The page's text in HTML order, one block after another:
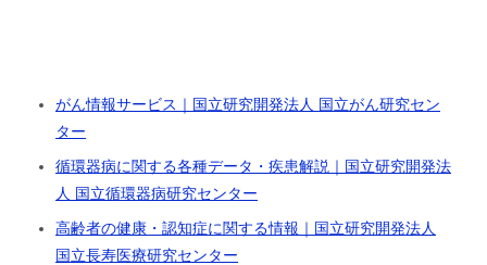
がん情報サービス｜国立研究開発法人 国立がん研究セン
ター
循環器病に関する各種データ・疾患解説｜国立研究開発法
人 国立循環器病研究センター
高齢者の健康・認知症に関する情報｜国立研究開発法人
国立長寿医療研究センター